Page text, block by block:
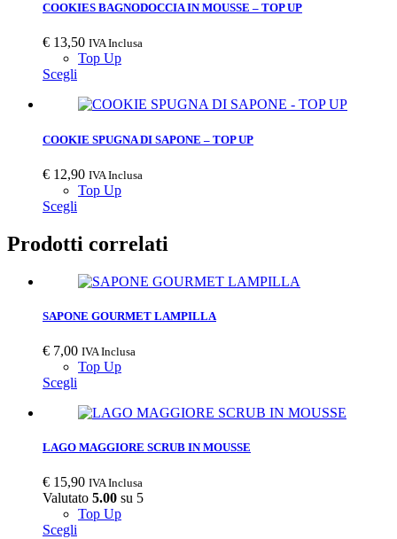
COOKIES BAGNODOCCIA IN MOUSSE – TOP UP
€ 13,50 IVA Inclusa
Top Up
Scegli
COOKIE SPUGNA DI SAPONE – TOP UP
€ 12,90 IVA Inclusa
Top Up
Scegli
Prodotti correlati
SAPONE GOURMET LAMPILLA
€ 7,00 IVA Inclusa
Top Up
Scegli
LAGO MAGGIORE SCRUB IN MOUSSE
€ 15,90 IVA Inclusa
Valutato 5.00 su 5
Top Up
Scegli